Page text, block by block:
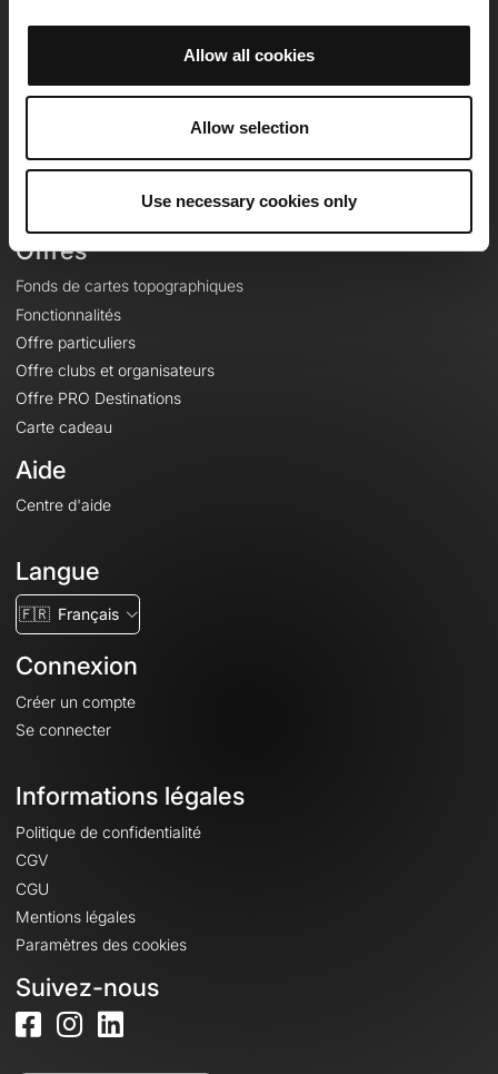
Allow all cookies
Allow selection
Use necessary cookies only
Equipe
Contact
Offres
Fonds de cartes topographiques
Fonctionnalités
Offre particuliers
Offre clubs et organisateurs
Offre PRO Destinations
Carte cadeau
Aide
Centre d'aide
Langue
🇫🇷 Français
Connexion
Créer un compte
Se connecter
Informations légales
Politique de confidentialité
CGV
CGU
Mentions légales
Paramètres des cookies
Suivez-nous